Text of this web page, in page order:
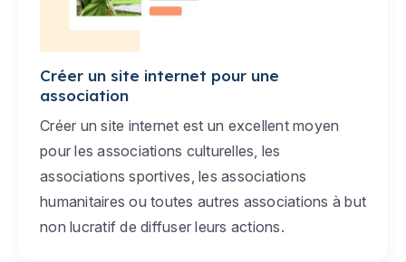
Créer un site internet pour une
association
Créer un site internet est un excellent moyen
pour les associations culturelles, les
associations sportives, les associations
humanitaires ou toutes autres associations à but
non lucratif de diffuser leurs actions.